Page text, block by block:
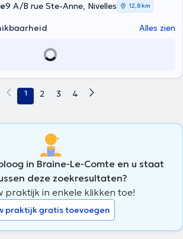
9 A/B rue Ste-Anne, Nivelles 12,8 km
Alles zien
1 2 3 4
in Braine-Le-Comte en u staat
deze zoekresultaten?
praktijk in enkele klikken toe!
praktijk gratis toevoegen